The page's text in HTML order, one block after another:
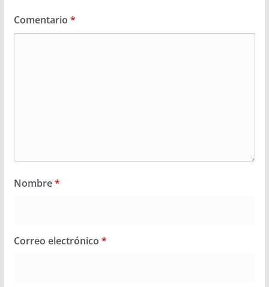
Comentario *
Nombre*
Correo electrónico *